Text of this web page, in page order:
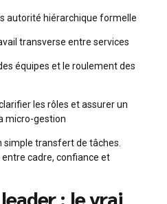
autorité hiérarchique formelle
transverse entre services
équipes et le roulement des
les rôles et assurer un
micro-gestion
simple transfert de tâches.
entre cadre, confiance et
: le vrai